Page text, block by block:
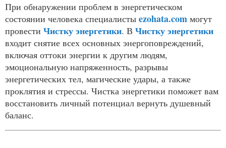
При обнаружении проблем в энергетическом
состоянии человека специалисты ezohata.com могут
провести Чистку энергетики. В Чистку энергетики
входит снятие всех основных энергоповреждений,
включая оттоки энергии к другим людям,
эмоциональную напряженность, разрывы
энергетических тел, магические удары, а также
проклятия и стрессы. Чистка энергетики поможет вам
восстановить личный потенциал вернуть душевный
баланс.